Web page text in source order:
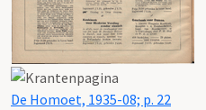
De Homoet, 1935-08; p. 22